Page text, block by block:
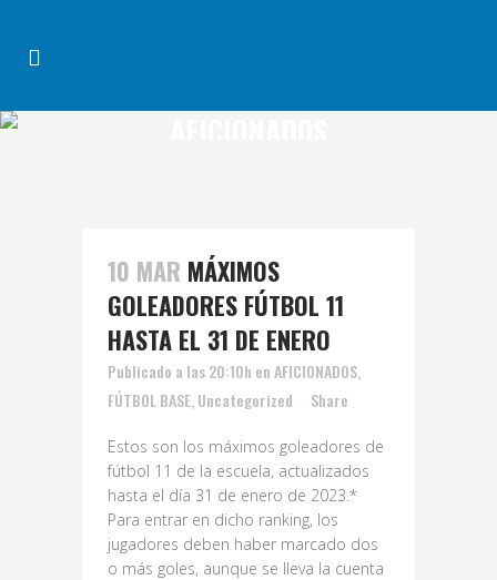
10 MAR MÁXIMOS
GOLEADORES FÚTBOL 11
HASTA EL 31 DE ENERO
Publicado a las 20:10h enAFICIONADOS
FÚTBOL BASE Uncategorized Share
Estos son los máximos goleadores de
fútbol 11 de la escuela, actualizados
hasta el día 31 de enero de 2023.*
Para entrar en dicho ranking, los
jugadores deben haber marcado dos
o más goles, aunque se lleva la cuenta